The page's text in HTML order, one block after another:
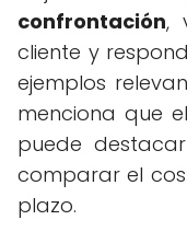
confrontación,
cliente y
ejemplos
menciona que
puede
comparar el
plazo.